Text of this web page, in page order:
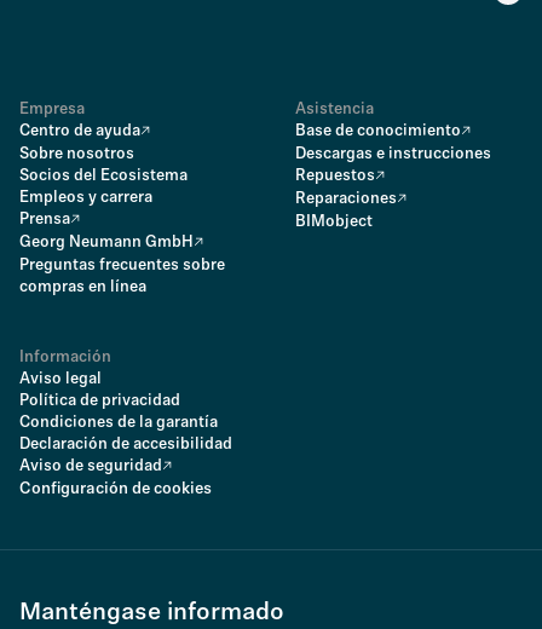
Empresa
Centro de ayuda
Sobre nosotros
Socios del Ecosistema
Empleos y carrera
Prensa
Georg Neumann GmbH
Preguntas frecuentes sobre
compras en línea
Asistencia
Base de conocimiento
Descargas e instrucciones
Repuestos
Reparaciones
BIMobject
Información
Aviso legal
Política de privacidad
Condiciones de la garantía
Declaración de accesibilidad
Aviso de seguridad
Configuración de cookies
Manténgase informado